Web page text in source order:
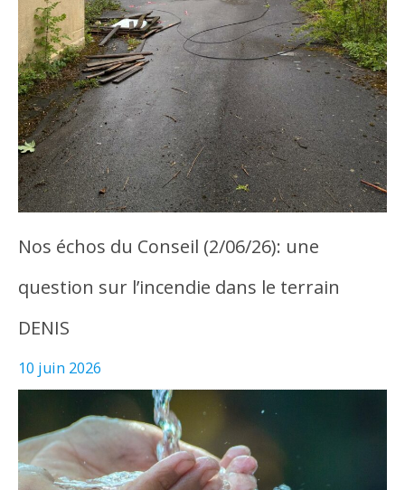
Nos échos du Conseil (2/06/26): une
question sur l’incendie dans le terrain
DENIS
10 juin 2026